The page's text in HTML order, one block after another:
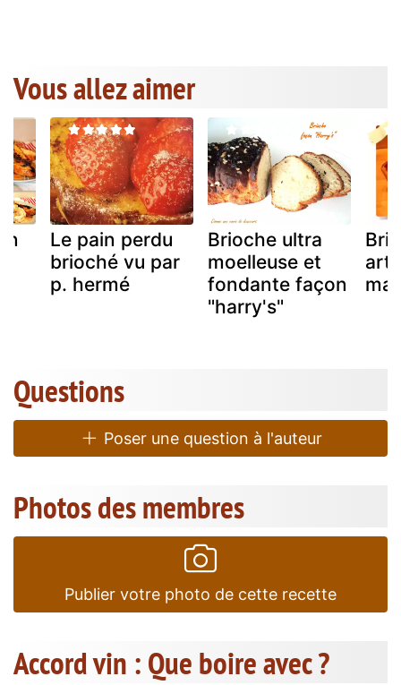
Vous allez aimer
Le pain perdu
brioché vu par
p. hermé
Brioche ultra
moelleuse et
fondante façon
"harry's"
Questions
Poser une question à l'auteur
Photos des membres
Publier votre photo de cette recette
Accord vin : Que boire avec ?